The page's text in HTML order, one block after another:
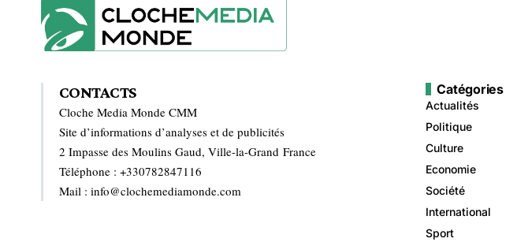
CONTACTS
Cloche Media Monde CMM
Site d’informations d’analyses et de publicités
2 Impasse des Moulins Gaud, Ville-la-Grand France
Téléphone : +330782847116
Mail : info@clochemediamonde.com
Catégories
Actualités
Politique
Culture
Economie
Société
International
Sport